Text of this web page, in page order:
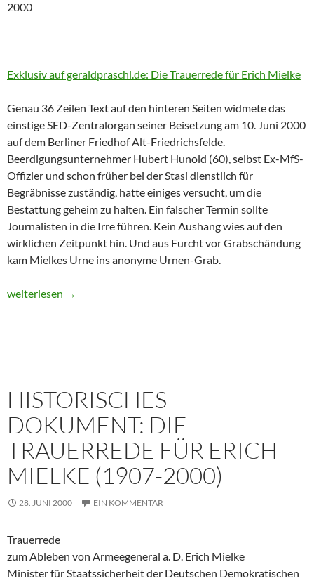
2000
Exklusiv auf geraldpraschl.de: Die Trauerrede für Erich Mielke
Genau 36 Zeilen Text auf den hinteren Seiten widmete das
einstige SED-Zentralorgan seiner Beisetzung am 10. Juni 2000
auf dem Berliner Friedhof Alt-Friedrichsfelde.
Beerdigungsunternehmer Hubert Hunold (60), selbst Ex-MfS-
Offizier und schon früher bei der Stasi dienstlich für
Begräbnisse zuständig, hatte einiges versucht, um die
Bestattung geheim zu halten. Ein falscher Termin sollte
Journalisten in die Irre führen. Kein Aushang wies auf den
wirklichen Zeitpunkt hin. Und aus Furcht vor Grabschändung
kam Mielkes Urne ins anonyme Urnen-Grab.
Erich Mielke: Wer weinte um den Herrn der Angst?
weiterlesen →
HISTORISCHES
DOKUMENT: DIE
TRAUERREDE FÜR ERICH
MIELKE (1907-2000)
28. JUNI 2000 EIN KOMMENTAR
Trauerrede
zum Ableben von Armeegeneral a. D. Erich Mielke
Minister für Staatssicherheit der Deutschen Demokratischen